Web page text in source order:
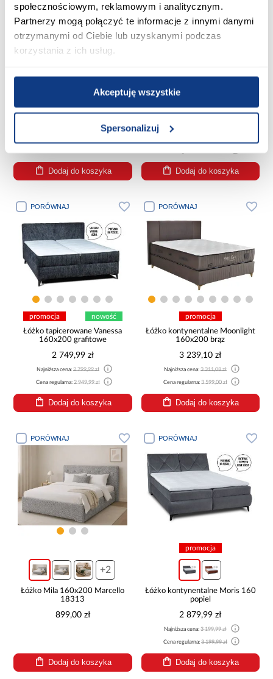
społecznościowym, reklamowym i analitycznym.
Partnerzy mogą połączyć te informacje z innymi danymi
otrzymanymi od Ciebie lub uzyskanymi podczas
korzystania z ich usług.
Akceptuję wszystkie
Spersonalizuj
Łóżko tapicerowane Gracja 160
Cena regularna:2 399,99 zł
Dodaj do koszyka
pojemnikiem Tesso beżowe
Dodaj do koszyka
PORÓWNAJ
promocja nowość
Łóżko tapicerowane Vanessa
160x200 grafitowe
2 749,99 zł
Najniższa cena: 2 799,99 zł
Cena regularna: 2 949,99 zł
Dodaj do koszyka
PORÓWNAJ
promocja
Łóżko kontynentalne Moonlight
160x200 brąz
3 239,10 zł
Najniższa cena:3 311,08 zł
Cena regularna:3 599,00 zł
Dodaj do koszyka
PORÓWNAJ
+2
Łóżko Mila 160x200 Marcello
18313
899,00 zł
Dodaj do koszyka
PORÓWNAJ
promocja
Łóżko kontynentalne Moris 160
popiel
2 879,99 zł
Najniższa cena:3 199,99 zł
Cena regularna:3 199,99 zł
Dodaj do koszyka